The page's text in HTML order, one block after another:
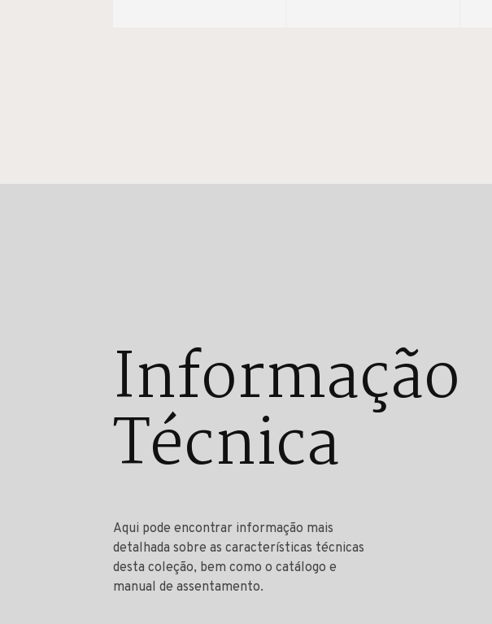
Informação
Técnica
Aqui pode encontrar informação mais
detalhada sobre as características técnicas
desta coleção, bem como o catálogo e
manual de assentamento.